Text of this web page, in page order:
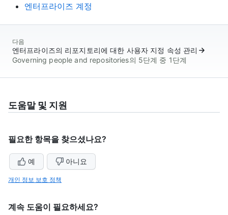
엔터프라이즈 계정
다음
엔터프라이즈의 리포지토리에 대한 사용자 지정 속성 관리
Governing people and repositories의 5단계 중 1단계
도움말 및 지원
필요한 항목을 찾으셨나요?
예 아니요
개인 정보 보호 정책
계속 도움이 필요하세요?